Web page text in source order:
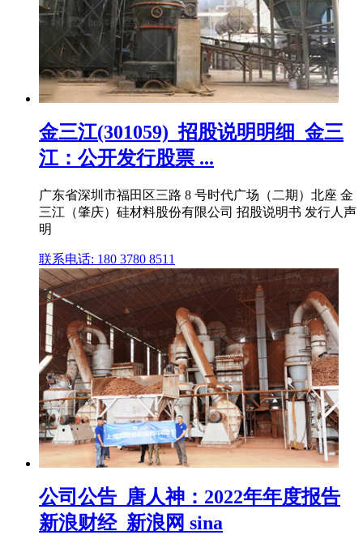
金三江(301059)_招股说明明细_金三
江：公开发行股票 ...
广东省深圳市福田区三路 8 号时代广场（二期）北座 金
三江（肇庆）硅材料股份有限公司 招股说明书 发行人声
明
联系电话: 180 3780 8511
公司公告_唐人神：2022年年度报告
新浪财经_新浪网 sina